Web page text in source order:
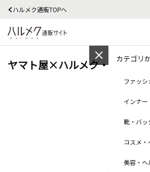
ハルメク通販TOPへ
カテゴリ
ファッシ
インナー
靴・バッ
コスメ・
美容・ヘ
ヤマト屋×ハルメク・タウン